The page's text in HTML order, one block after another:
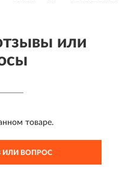
или
товаре.
ИЛИ ВОПРОС